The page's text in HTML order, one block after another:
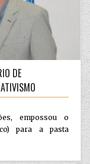
DE
empossou o
para a pasta